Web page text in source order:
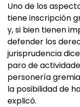
Uno de los
tiene inscripción
y, si bien tienen
defender los
jurisprudencia
paro de
personería
la posibilidad de
explicó.